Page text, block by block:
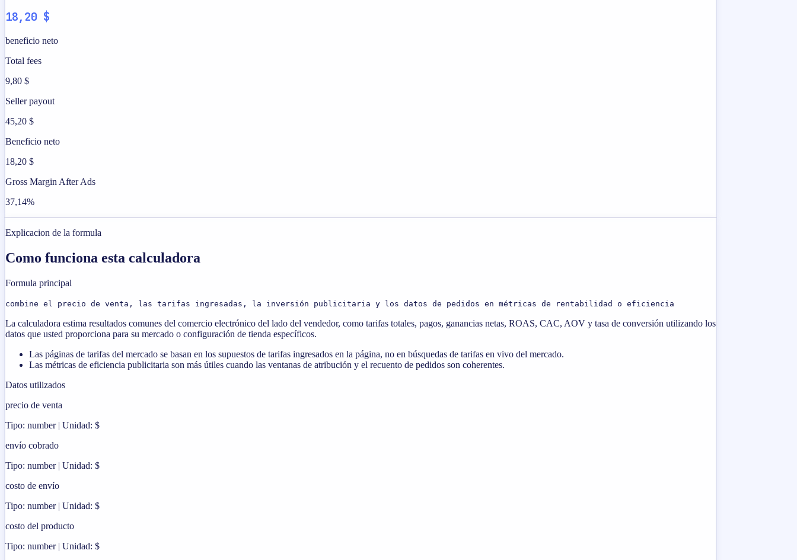
18,20 $
beneficio neto
Total fees
9,80 $
Seller payout
45,20 $
Beneficio neto
18,20 $
Gross Margin After Ads
37,14%
Explicacion de la formula
Como funciona esta calculadora
Formula principal
combine el precio de venta, las tarifas ingresadas, la inversión publicitaria y los datos de pedidos en métricas de rentabilidad o eficiencia
La calculadora estima resultados comunes del comercio electrónico del lado del vendedor, como tarifas totales, pagos, ganancias netas, ROAS, CAC, AOV y tasa de conversión utilizando los
datos que usted proporciona para su mercado o configuración de tienda específicos.
Las páginas de tarifas del mercado se basan en los supuestos de tarifas ingresados en la página, no en búsquedas de tarifas en vivo del mercado.
Las métricas de eficiencia publicitaria son más útiles cuando las ventanas de atribución y el recuento de pedidos son coherentes.
Datos utilizados
precio de venta
Tipo: number | Unidad: $
envío cobrado
Tipo: number | Unidad: $
costo de envío
Tipo: number | Unidad: $
costo del producto
Tipo: number | Unidad: $